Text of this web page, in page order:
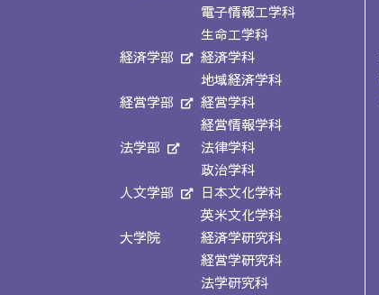
電子情報工学科
生命工学科
経済学部
経済学科
地域経済学科
経営学部
経営学科
経営情報学科
法学部
法律学科
政治学科
人文学部
日本文化学科
英米文化学科
大学院
経済学研究科
経営学研究科
法学研究科